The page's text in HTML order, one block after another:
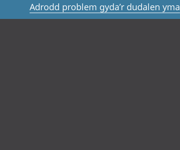
Adrodd problem gyda’r dudalen yma